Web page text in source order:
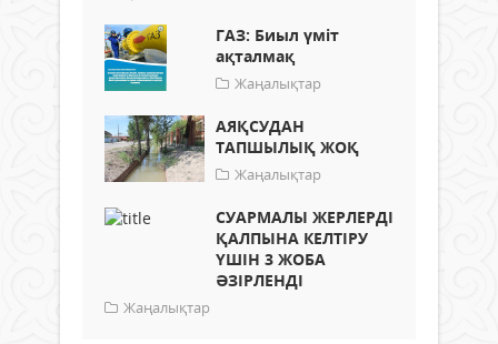
ГАЗ: Биыл үміт
ақталмақ
Жаңалықтар
АЯҚСУДАН
ТАПШЫЛЫҚ ЖОҚ
Жаңалықтар
СУАРМАЛЫ ЖЕРЛЕРДІ
ҚАЛПЫНА КЕЛТІРУ
ҮШІН 3 ЖОБА
ӘЗІРЛЕНДІ
Жаңалықтар